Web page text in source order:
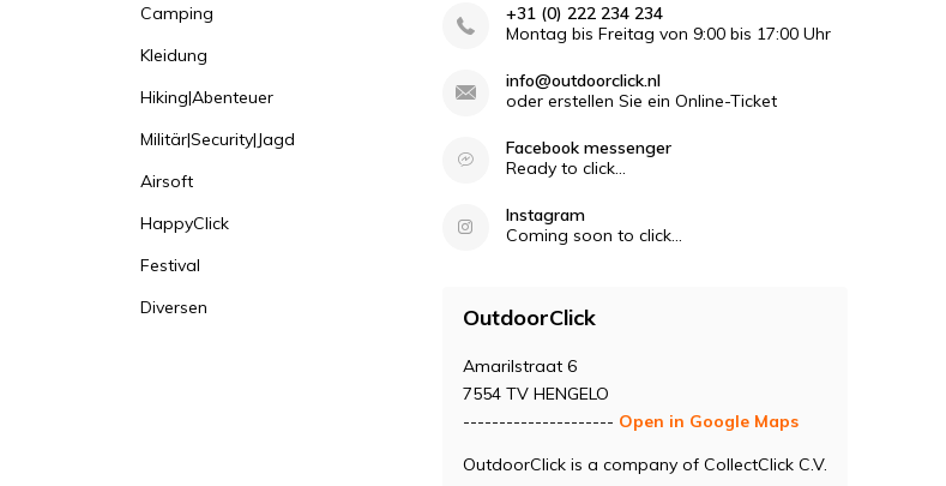
Camping
Kleidung
Hiking|Abenteuer
Militär|Security|Jagd
Airsoft
HappyClick
Festival
Diversen
+31 (0) 222 234 234
Montag bis Freitag von 9:00 bis 17:00 Uhr
info@outdoorclick.nl
oder erstellen Sie ein Online-Ticket
Facebook messenger
Ready to click...
Instagram
Coming soon to click...
OutdoorClick
Amarilstraat 6
7554 TV HENGELO
--------------------- Open in Google Maps
OutdoorClick is a company of CollectClick C.V.